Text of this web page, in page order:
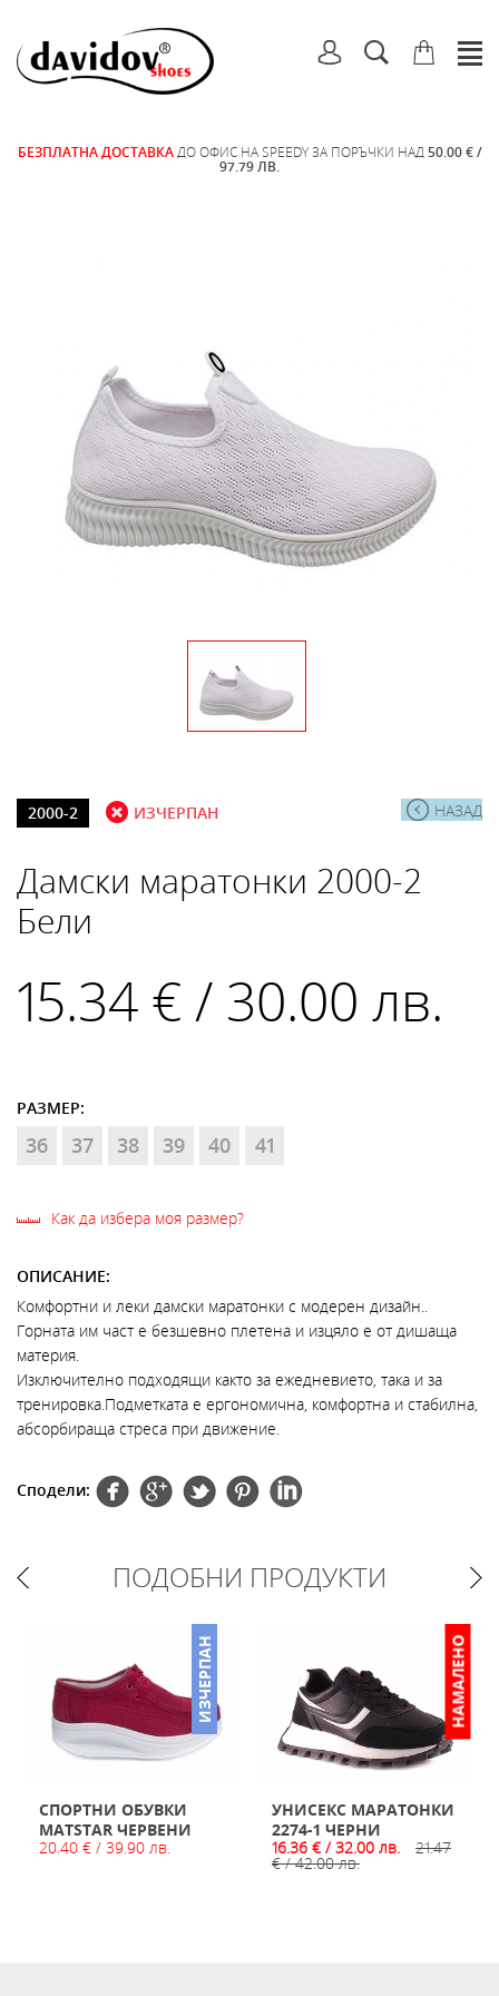
БЕЗПЛАТНА ДОСТАВКА ДО ОФИС НА SPEEDY ЗА ПОРЪЧКИ НАД 50.00 € /
97.79 ЛВ.
НАЗАД
2000-2 ИЗЧЕРПАН
Дамски маратонки 2000-2
Бели
15.34 € / 30.00 лв.
РАЗМЕР:
36 37 38 39 40 41
Как да избера моя размер?
ОПИСАНИЕ:
Комфортни и леки дамски маратонки с модерен дизайн..
Горната им част е безшевно плетена и изцяло е от дишаща
материя.
Изключително подходящи както за ежедневието, така и за
тренировка.Подметката е ергономична, комфортна и стабилна,
абсорбираща стреса при движение.
Сподели:
ПОДОБНИ ПРОДУКТИ
ИЗЧЕРПАН
СПОРТНИ ОБУВКИ
MATSTAR ЧЕРВЕНИ
20.40 € / 39.90 лв.
НАМАЛЕНО
УНИСЕКС МАРАТОНКИ
2274-1 ЧЕРНИ
16.36 € / 32.00 лв.
21.47
€ / 42.00 лв.